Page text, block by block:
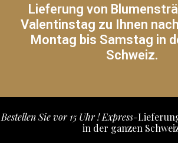
Lieferung von
Valentinstag zu Ihnen
Montag bis Samstag in
Schweiz.
Sie vor 15 Uhr ! Express-Lieferung
in der ganzen Schweiz.